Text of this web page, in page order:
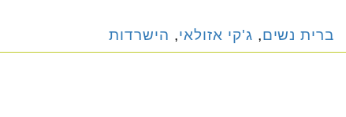
ברית נשים, ג'קי אזולאי, הישרדות